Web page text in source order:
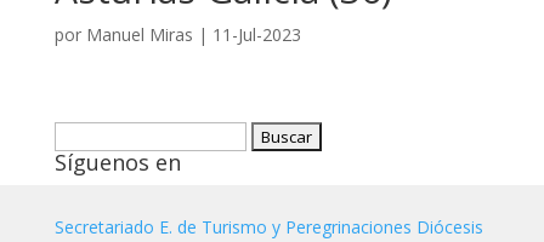
por Manuel Miras | 11-Jul-2023
Síguenos en
Secretariado E. de Turismo y Peregrinaciones Diócesis